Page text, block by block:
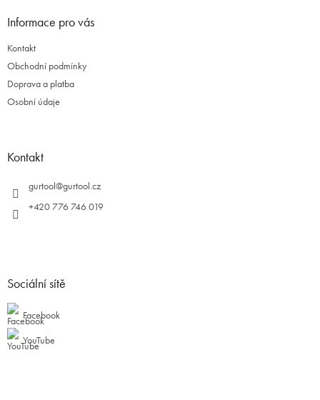
Informace pro vás
Kontakt
Obchodní podmínky
Doprava a platba
Osobní údaje
Kontakt
gurtool@gurtool.cz
+420 776 746 019
Sociální sítě
Facebook
YouTube